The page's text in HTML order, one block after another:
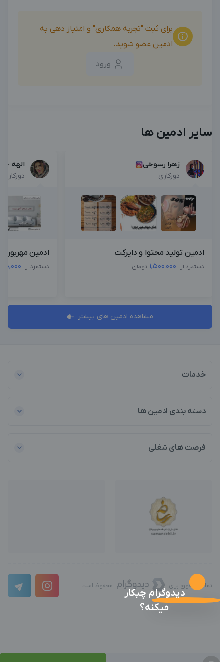
برای ثبت "تجربه همکاری" و امتیاز دهی به
ادمین عضو شوید.
ورود
سایر ادمین ها
زهرا رسوخی
دورکاری
ادمین تولید محتوا و دایرکت
دستمزد از 1,500,000 تومان
الهه
دورکاری
ادمین
دستمزد از
مشاهده ادمین های بیشتر
خدمات
دسته بندی ادمین ها
فرصت های شغلی
تمامی حقوق برای محفوظ است
دیدوگرام چیکار
میکنه؟